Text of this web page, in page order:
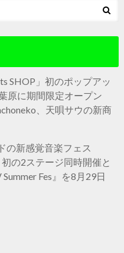
SHOP」初のポップアッ
原に期間限定オープン
、天唄サウの新商
の新感覚音楽フェス
初の2ステージ同時開催と
Fes』を8月29日